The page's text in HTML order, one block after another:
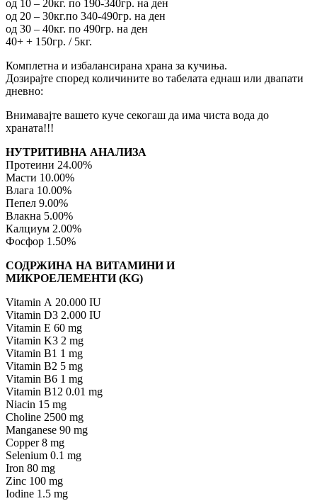
од 10 – 20кг. по 190-340гр. на ден
од 20 – 30кг.по 340-490гр. на ден
од 30 – 40кг. по 490гр. на ден
40+ + 150гр. / 5кг.
Комплетна и избалансирана храна за кучиња.
Дозирајте според количините во табелата еднаш или двапати
дневно:
Внимавајте вашето куче секогаш да има чиста вода до
храната!!!
НУТРИТИВНА АНАЛИЗА
Протеини 24.00%
Масти 10.00%
Влага 10.00%
Пепел 9.00%
Влакна 5.00%
Калциум 2.00%
Фосфор 1.50%
СОДРЖИНА НА ВИТАМИНИ И
МИКРОЕЛЕМЕНТИ (KG)
Vitamin А 20.000 IU
Vitamin D3 2.000 IU
Vitamin E 60 mg
Vitamin K3 2 mg
Vitamin B1 1 mg
Vitamin B2 5 mg
Vitamin B6 1 mg
Vitamin B12 0.01 mg
Niacin 15 mg
Choline 2500 mg
Manganese 90 mg
Copper 8 mg
Selenium 0.1 mg
Iron 80 mg
Zinc 100 mg
Iodine 1.5 mg